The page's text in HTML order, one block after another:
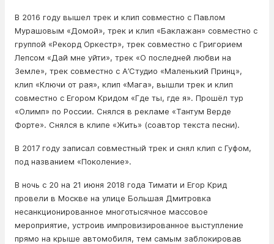
В 2016 году вышел трек и клип совместно с Павлом
Мурашовым «Домой», трек и клип «Баклажан» совместно с
группой «Рекорд Оркестр», трек совместно с Григорием
Лепсом «Дай мне уйти», трек «О последней любви на
Земле», трек совместно с А’Студио «Маленький Принц»,
клип «Ключи от рая», клип «Мага», вышли трек и клип
совместно с Егором Кридом «Где ты, где я». Прошёл тур
«Олимп» по России. Снялся в рекламе «Тантум Верде
Форте». Снялся в клипе «Жить» (соавтор текста песни).
В 2017 году записал совместный трек и снял клип с Гуфом,
под названием «Поколение».
В ночь с 20 на 21 июня 2018 года Тимати и Егор Крид
провели в Москве на улице Большая Дмитровка
несанкционированное многотысячное массовое
мероприятие, устроив импровизированное выступление
прямо на крыше автомобиля, тем самым заблокировав